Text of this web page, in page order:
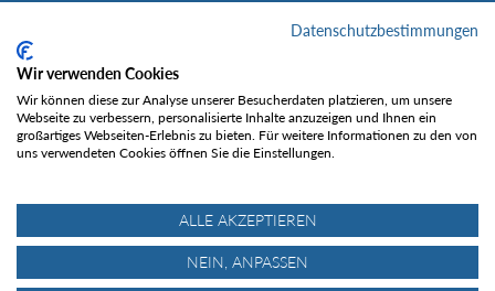
Social Media
Gefällt mir
Datenschutzbestimmungen
Wir verwenden Cookies
Wir können diese zur Analyse unserer Besucherdaten platzieren, um unsere
Webseite zu verbessern, personalisierte Inhalte anzuzeigen und Ihnen ein
großartiges Webseiten-Erlebnis zu bieten. Für weitere Informationen zu den von
uns verwendeten Cookies öffnen Sie die Einstellungen.
ALLE AKZEPTIEREN
NEIN, ANPASSEN